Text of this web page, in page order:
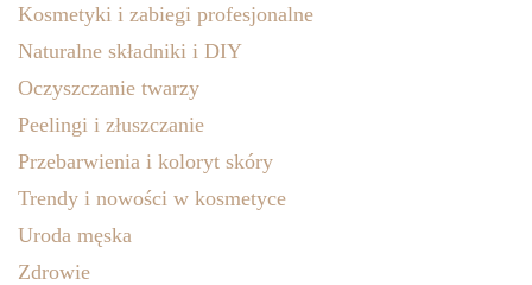
Kosmetyki i zabiegi profesjonalne
Naturalne składniki i DIY
Oczyszczanie twarzy
Peelingi i złuszczanie
Przebarwienia i koloryt skóry
Trendy i nowości w kosmetyce
Uroda męska
Zdrowie